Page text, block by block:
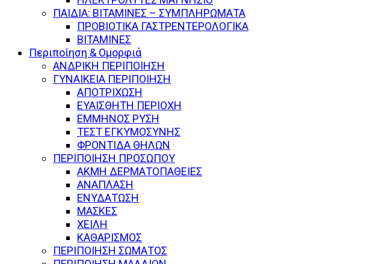
ΠΑΙΔΙΑ: ΒΙΤΑΜΙΝΕΣ – ΣΥΜΠΛΗΡΩΜΑΤΑ
ΠΡΟΒΙΟΤΙΚΑ ΓΑΣΤΡΕΝΤΕΡΟΛΟΓΙΚΑ
ΒΙΤΑΜΙΝΕΣ
Περιποίηση & Ομορφιά
ΑΝΔΡΙΚΗ ΠΕΡΙΠΟΙΗΣΗ
ΓΥΝΑΙΚΕΙΑ ΠΕΡΙΠΟΙΗΣΗ
ΑΠΟΤΡΙΧΩΣΗ
ΕΥΑΙΣΘΗΤΗ ΠΕΡΙΟΧΗ
ΕΜΜΗΝΟΣ ΡΥΣΗ
ΤΕΣΤ ΕΓΚΥΜΟΣΥΝΗΣ
ΦΡΟΝΤΙΔΑ ΘΗΛΩΝ
ΠΕΡΙΠΟΙΗΣΗ ΠΡΟΣΩΠΟΥ
ΑΚΜΗ ΔΕΡΜΑΤΟΠΑΘΕΙΕΣ
ΑΝΑΠΛΑΣΗ
ΕΝΥΔΑΤΩΣΗ
ΜΑΣΚΕΣ
ΧΕΙΛΗ
ΚΑΘΑΡΙΣΜΟΣ
ΠΕΡΙΠΟΙΗΣΗ ΣΩΜΑΤΟΣ